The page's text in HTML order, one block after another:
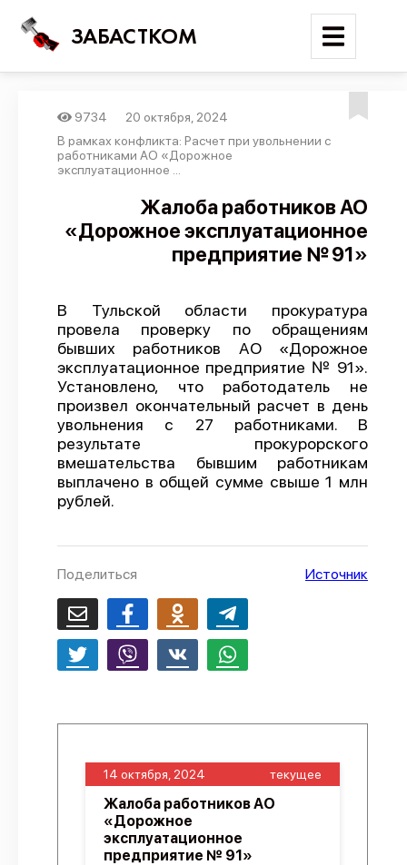
ЗАБАСТКОМ
Войти
Новости
Карта событий
Отчеты
Предложить публикацию
Справочник
API
О проекте
Политика конфиденциальности
9734
20 октября, 2024
В рамках конфликта: Расчет при увольнении с
работниками АО «Дорожное
эксплуатационное ...
Жалоба работников АО
«Дорожное эксплуатационное
предприятие № 91»
В Тульской области прокуратура
провела проверку по обращениям
бывших работников АО «Дорожное
эксплуатационное предприятие № 91».
Установлено, что работодатель не
произвел окончательный расчет в день
увольнения с 27 работниками. В
результате прокурорского
вмешательства бывшим работникам
выплачено в общей сумме свыше 1 млн
рублей.
Поделиться Источник
14 октября, 2024 текущее
Жалоба работников АО
«Дорожное
эксплуатационное
предприятие № 91»